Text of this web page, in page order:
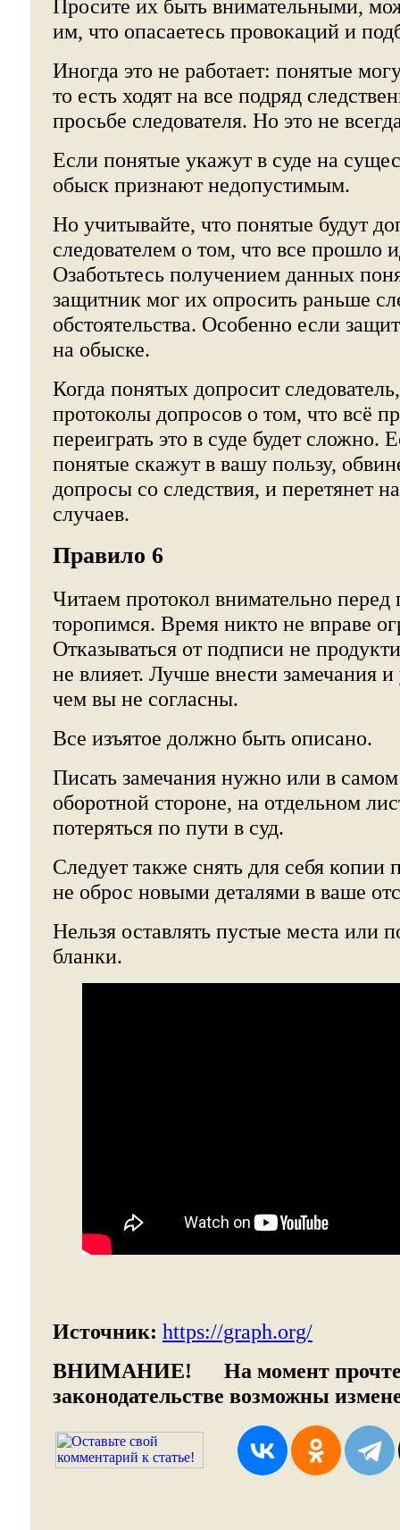
Просите их быть внимательными,
им, что опасаетесь провокаций и
Иногда это не работает: понятые
то есть ходят на все подряд
просьбе следователя. Но это не
Если понятые укажут в суде на
обыск признают недопустимым.
Но учитывайте, что понятые будут
следователем о том, что все прошло
Озаботьтесь получением данных
защитник мог их опросить раньше
обстоятельства. Особенно если
на обыске.
Когда понятых допросит
протоколы допросов о том, что всё
переиграть это в суде будет сложно.
понятые скажут в вашу пользу,
допросы со следствия, и перетянет
случаев.
Правило 6
Читаем протокол внимательно
торопимся. Время никто не вправе
Отказываться от подписи не
не влияет. Лучше внести замечания и
чем вы не согласны.
Все изъятое должно быть описано.
Писать замечания нужно или в
оборотной стороне, на отдельном
потеряться по пути в суд.
Следует также снять для себя копии
не оброс новыми деталями в ваше
Нельзя оставлять пустые места или
бланки.
Источник: https://graph.org/
ВНИМАНИЕ! На момент
законодательстве возможны